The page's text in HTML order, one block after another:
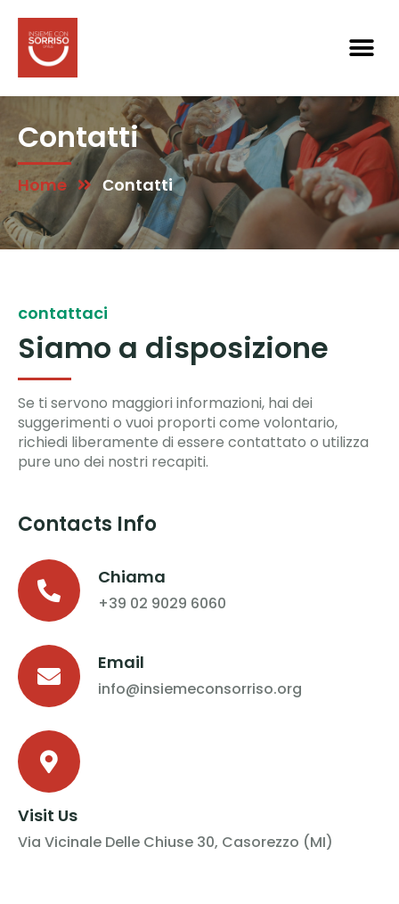
Contatti
Home Сontatti
contattaci
Siamo a disposizione
Se ti servono maggiori informazioni, hai dei
suggerimenti o vuoi proporti come volontario,
richiedi liberamente di essere contattato o utilizza
pure uno dei nostri recapiti.
Contacts Info
Chiama
+39 02 9029 6060
Email
info@insiemeconsorriso.org
Visit Us
Via Vicinale Delle Chiuse 30, Casorezzo (MI)